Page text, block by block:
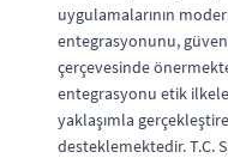
uygulamalarının
entegrasyonunu,
çerçevesinde
entegrasyonu etik
yaklaşımla
desteklemektedir. T.C.